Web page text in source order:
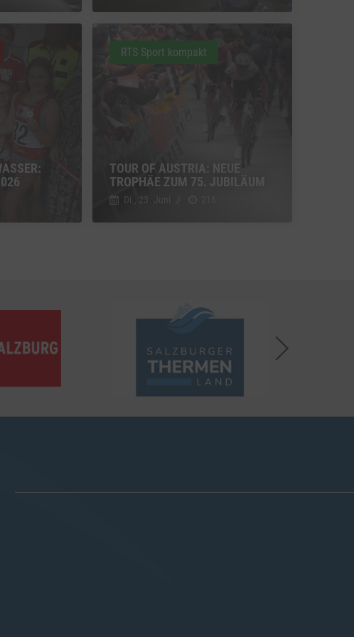
TOUR OF AUSTRIA: NEUE
TROPHÄE ZUM 75. JUBILÄUM
Di., 23. Juni
RTS Sport kompakt
zu Vimeo
Switch zum Einwilligen bzw. Ablehnen des Dienstes Vimeo
Switch zum Einwilligen bzw. Ablehnen des Dienstes YouTube